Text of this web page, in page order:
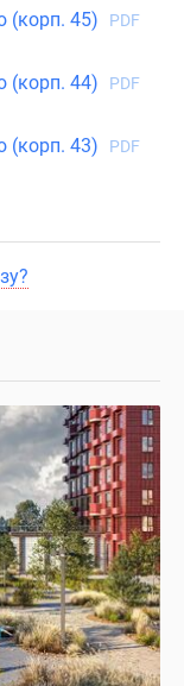
(корп. 45)
PDF
(корп. 44)
PDF
(корп. 43)
PDF